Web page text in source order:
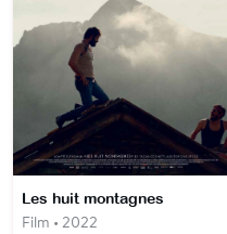
Les huit montagnes
Film • 2022